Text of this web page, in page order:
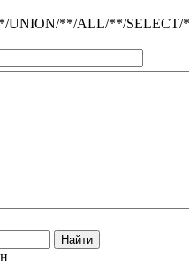
UNION/**/ALL/**/SELECT/